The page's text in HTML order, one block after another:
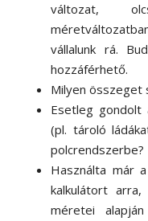
változat,
vállalunk rá.
hozzáférhető.
Milyen összeget
Esetleg gondolt
(pl. tároló
polcrendszerbe?
Használta már
kalkulátort
méretei